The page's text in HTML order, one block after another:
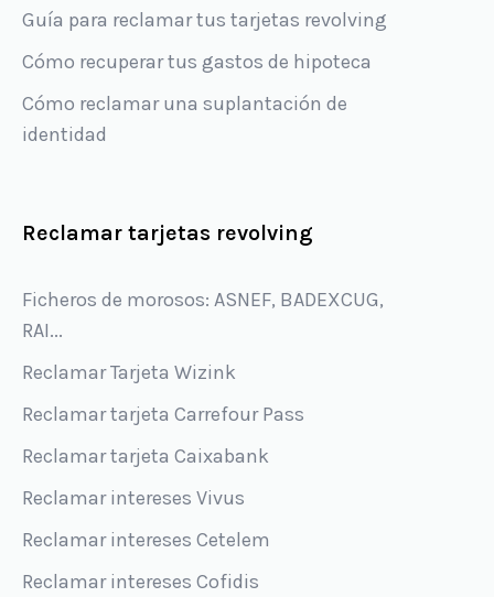
Guía para reclamar tus tarjetas revolving
Cómo recuperar tus gastos de hipoteca
Cómo reclamar una suplantación de
identidad
Reclamar tarjetas revolving
Ficheros de morosos: ASNEF, BADEXCUG,
RAI...
Reclamar Tarjeta Wizink
Reclamar tarjeta Carrefour Pass
Reclamar tarjeta Caixabank
Reclamar intereses Vivus
Reclamar intereses Cetelem
Reclamar intereses Cofidis